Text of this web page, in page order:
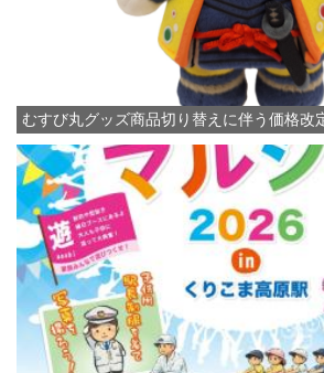
むすび丸グッズ商品切り替えに伴う価格改